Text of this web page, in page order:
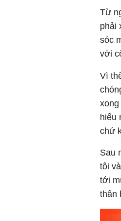
Từ
phải
sóc
với
Vì
hiểu
chứ
Sau
tôi
tới
thân